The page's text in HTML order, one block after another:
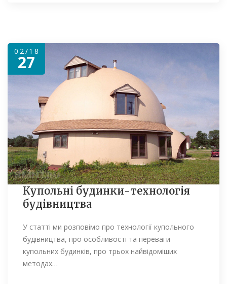
02/18
27
Купольні будинки-технологія
будівництва
У статті ми розповімо про технології купольного
будівництва, про особливості та переваги
купольних будинків, про трьох найвідоміших
методах…